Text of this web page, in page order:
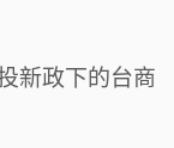
新政下的台商